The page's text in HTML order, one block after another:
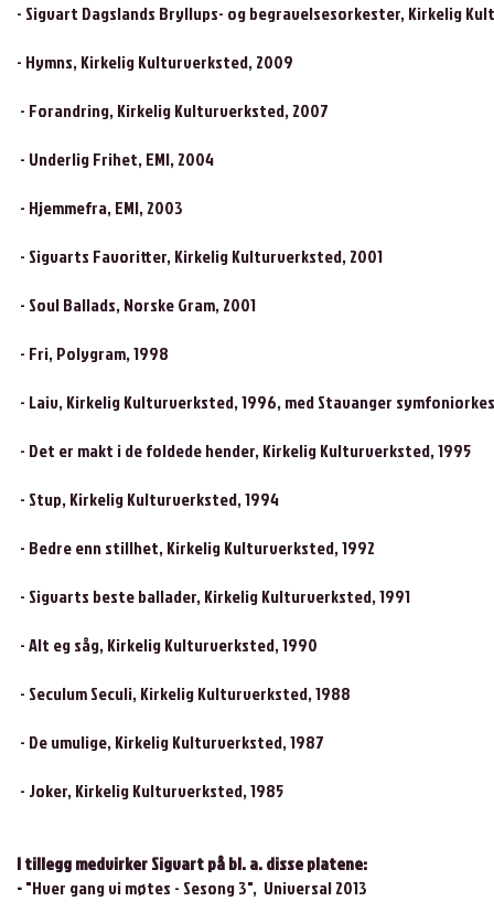
- Sigvart Dagslands Bryllups- og begravelsesorkester, Kirkelig
- Hymns, Kirkelig Kulturverksted, 2009
- Forandring, Kirkelig Kulturverksted, 2007
- Underlig Frihet, EMI, 2004
- Hjemmefra, EMI, 2003
- Sigvarts Favoritter, Kirkelig Kulturverksted, 2001
- Soul Ballads, Norske Gram, 2001
- Fri, Polygram, 1998
- Laiv, Kirkelig Kulturverksted, 1996, med Stavanger
- Det er makt i de foldede hender, Kirkelig Kulturverksted, 1995
- Stup, Kirkelig Kulturverksted, 1994
- Bedre enn stillhet, Kirkelig Kulturverksted, 1992
- Sigvarts beste ballader, Kirkelig Kulturverksted, 1991
- Alt eg såg, Kirkelig Kulturverksted, 1990
- Seculum Seculi, Kirkelig Kulturverksted, 1988
- De umulige, Kirkelig Kulturverksted, 1987
- Joker, Kirkelig Kulturverksted, 1985
I tillegg medvirker Sigvart på bl. a. disse platene:
-"Hver gang vi møtes - Sesong 3", Universal 2013